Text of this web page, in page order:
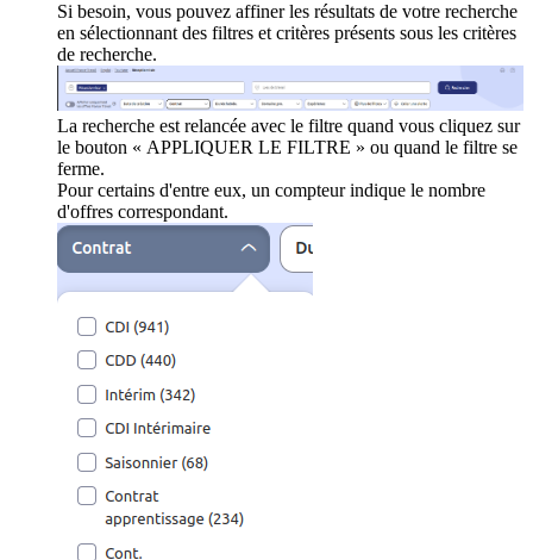
Si besoin, vous pouvez affiner les résultats de votre recherche
en sélectionnant des filtres et critères présents sous les critères
de recherche.
La recherche est relancée avec le filtre quand vous cliquez sur
le bouton « APPLIQUER LE FILTRE » ou quand le filtre se
ferme.
Pour certains d'entre eux, un compteur indique le nombre
d'offres correspondant.